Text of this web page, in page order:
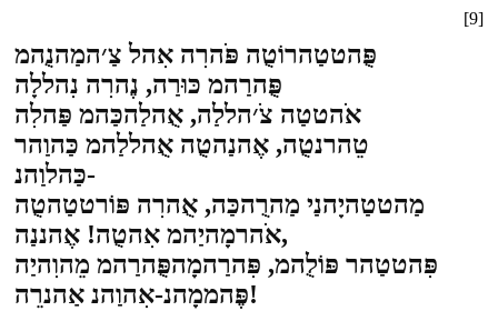
[9]
פֻּהטטַהרוֹטֻה פֹּהרִה אִהל צַ׳המַהנֻהמ
פֻּהרַהמ כּוּרַה, נֶהרִה נִהללָה
אֹהטטַה צֹ׳הללַה, אֻהלַהכַּהמ פַּהלִה
טֵהרנטֻה, אֶהנַהטֻה אֻהללַהמ כַּהוַהר
כַּהלוַהנ-
מַהטטַהיָהנַי מַהרֻהכַּה, אֻהרִה פּוֹרטטַהטֻה
אֹהרמָהיַהמ אִהטֻה! אֶהננַה,
פִּהטטַהר פּוֹלֻהמ, פִּהרַהמָהפֻּהרַהמ מֵהוִהיַה
פֶּהממָהנ-אִהוַהנ אַהנרֵה!